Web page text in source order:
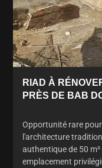
RIAD À
PRÈS DE BAB
Opportunité rare
l'architecture
authentique de 50
emplacement